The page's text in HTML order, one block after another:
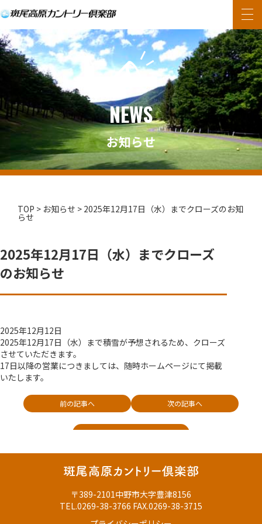
内
容
を
キ
ッ
プ
コース紹介
施設紹介
レストラン
料金
アクセス
お知らせ
プライバシーポリシー
ウェザーニュース
NEWS
お知らせ
TOP > お知らせ > 2025年12月17日（水）までクローズのお知
らせ
2025年12月17日（水）までクローズ
のお知らせ
2025年12月12日
2025年12月17日（水）まで積雪が予想されるため、クローズ
させていただきます。
17日以降の営業につきましては、随時ホームページにて掲載
いたします。
前の記事へ
お知らせトップへ
次の記事へ
〒389-2101中野市大字豊津8156
TEL.0269-38-3766 FAX.0269-38-3715